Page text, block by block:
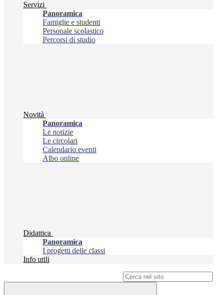
Servizi
Panoramica
Famiglie e studenti
Personale scolastico
Percorsi di studio
Novità
Panoramica
Le notizie
Le circolari
Calendario eventi
Albo online
Didattica
Panoramica
I progetti delle classi
Info utili